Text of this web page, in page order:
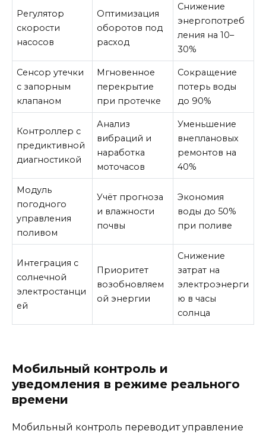
Регулятор
скорости
насосов
Оптимизация
оборотов под
расход
Снижение
энергопотреб
ления на 10–
30%
Сенсор утечки
с запорным
клапаном
Мгновенное
перекрытие
при протечке
Сокращение
потерь воды
до 90%
Контроллер с
предиктивной
диагностикой
Анализ
вибраций и
наработка
моточасов
Уменьшение
внеплановых
ремонтов на
40%
Модуль
погодного
управления
поливом
Учёт прогноза
и влажности
почвы
Экономия
воды до 50%
при поливе
Интеграция с
солнечной
электростанци
ей
Приоритет
возобновляем
ой энергии
Снижение
затрат на
электроэнерги
ю в часы
солнца
Мобильный контроль и
уведомления в режиме реального
времени
Мобильный контроль переводит управление